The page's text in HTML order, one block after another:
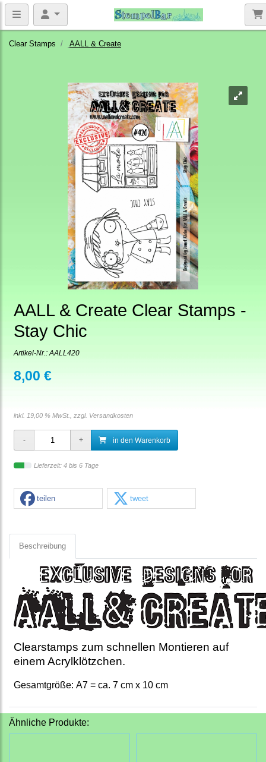
Clear Stamps AALL & Create
AALL & Create Clear Stamps -
Stay Chic
Artikel-Nr.: AALL420
8,00 €
inkl. 19,00 % MwSt., zzgl. Versandkosten
in den Warenkorb
Lieferzeit: 4 bis 6 Tage
teilen tweet
Beschreibung
Clearstamps zum schnellen Montieren auf
einem Acrylklötzchen.
Gesamtgröße: A7 = ca. 7 cm x 10 cm
Ähnliche Produkte: